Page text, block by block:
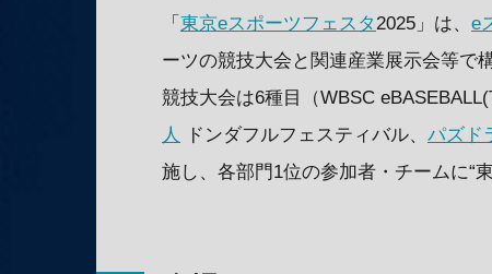
「 東京eスポーツフェスタ2025」は、 e
ーツの競技大会と関連産業展示会等で
競技大会は6種目（WBSC
人
ドンダフルフェスティバル、 パズド
施し、各部門1位の参加者・チームに“